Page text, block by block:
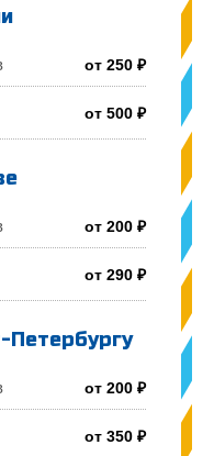
от 250 ₽
от 500 ₽
от 200 ₽
от 290 ₽
Петербургу
от 200 ₽
от 350 ₽